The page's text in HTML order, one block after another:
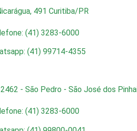
491 Curitiba/PR
(41) 3283-6000
(41) 99714-4355
2462 - São Pedro - São José dos
(41) 3283-6000